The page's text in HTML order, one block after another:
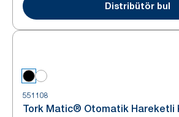
Distribütör bul
551108
Tork Matic® Otomatik Hareketli